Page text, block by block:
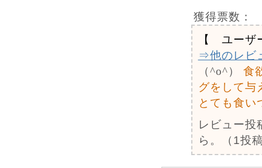
獲得票数：
【 ユーザ
⇒他のレビ
（^o^）
食
グをして与
とても食い
レビュー投
ら。（1投